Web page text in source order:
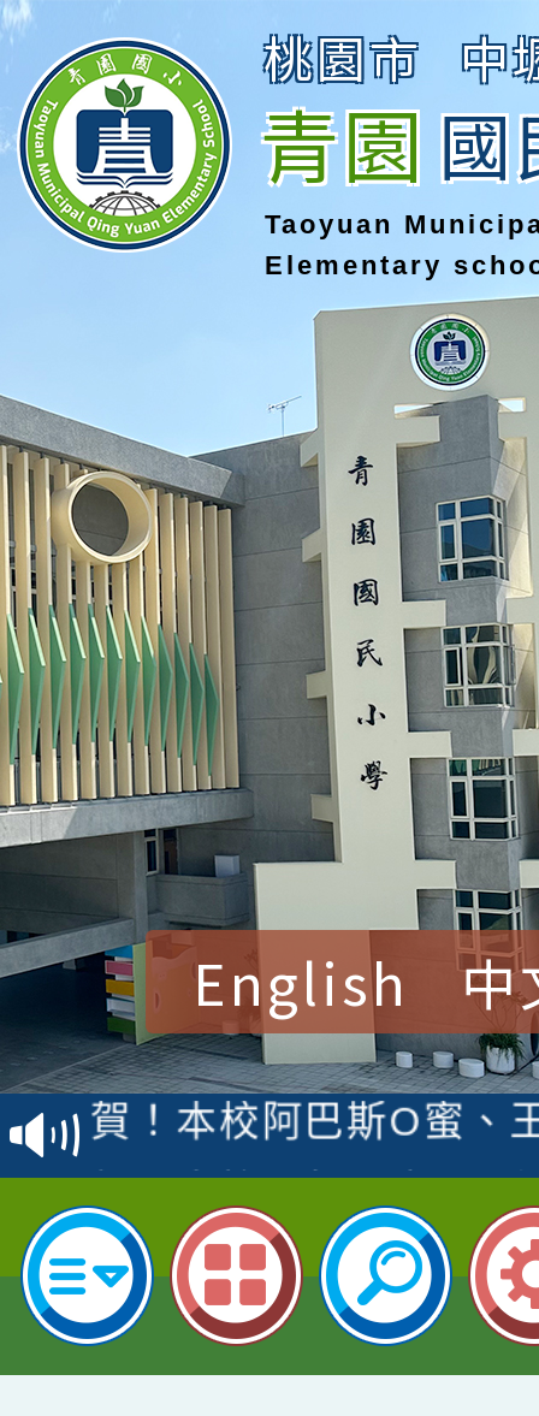
桃園市 中
青園國
Taoyuan
Elementary
English 中
賀！本校參加桃園市中
賽 洪綺君教師榮獲社
名
賀！本校阿巴斯O蜜、
倩參加桃園市科展 國
名 指導老師王老師、
賀！本校四年二班張O
園市英語競賽國小朗讀
指導老師林老師
賀！本校參加桃園市中
賽 劉文瑛教師榮獲教
臺灣台語-第二名
賀！本校參與2026世
市賽榮獲科學小創客佳
賀！本校參加桃園市中